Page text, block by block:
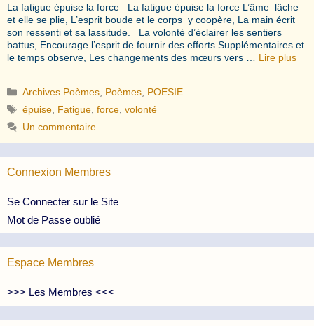
La fatigue épuise la force La fatigue épuise la force L’âme lâche
et elle se plie, L’esprit boude et le corps y coopère, La main écrit
son ressenti et sa lassitude. La volonté d’éclairer les sentiers
battus, Encourage l’esprit de fournir des efforts Supplémentaires et
le temps observe, Les changements des mœurs vers … Lire plus
Catégories
Archives Poèmes Poèmes POESIE
Étiquettes
épuise Fatigue ,force ,volonté
Un commentaire
Connexion Membres
Se Connecter sur le Site
Mot de Passe oublié
Espace Membres
>>> Les Membres <<<